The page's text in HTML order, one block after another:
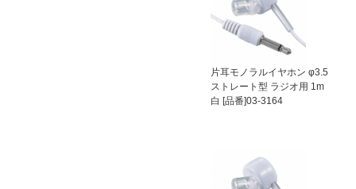
片耳モノラルイヤホン φ3.5
ストレート型 ラジオ用 1m
白 [品番]03-3164